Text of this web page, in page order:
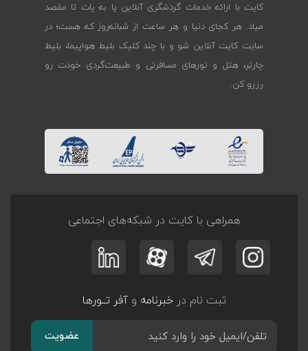
کایت با ارائه خدمات گردشگری آنلاین پا به پات تا مقصد
میاد. هر کجای دنیا و هر ساعت از شبانه‌روز که هست؛ در
سایت کایت آنلاین شو و با چند کلیک بلیط هواپیما، بلیط
چارتر، هتل و تورهای مسافرتی و طبیعت‌گردی خودت رو
رزرو کن.
همراهی با کایت در شبکه‌های اجتماعی
ثبت نام درخبرنامه وآفر تــورها
عضویت